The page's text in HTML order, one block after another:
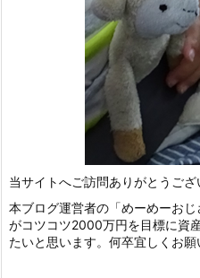
当サイトへご訪問ありがとうござ
本ブログ運営者の「めーめーお
がコツコツ2000万円を目標に資
たいと思います。何卒宜しくお願